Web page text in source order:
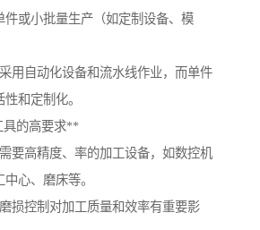
件或小批量生产（如定制设备、模
用自动化设备和流水线作业，而单件
和定制化。
具的高要求**
要高精度、率的加工设备，如数控机
心、磨床等。
损控制对加工质量和效率有重要影